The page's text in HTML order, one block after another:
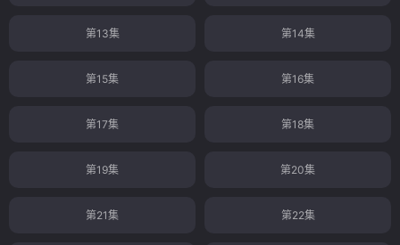
第13集 第14集
第15集 第16集
第17集 第18集
第19集 第20集
第21集 第22集